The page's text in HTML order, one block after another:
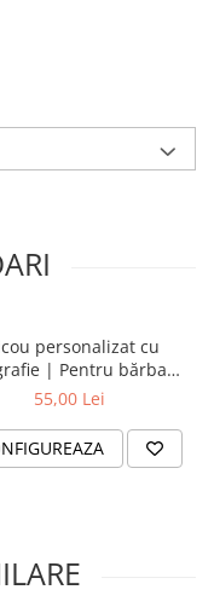
în cuptorul cu
personalizat cu
| Pentru bărbați
și femei
55,00 Lei